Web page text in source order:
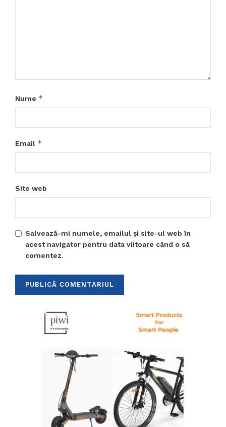
Nume *
Email *
Site web
Salvează-mi numele, emailul și site-ul web în
acest navigator pentru data viitoare când o să
comentez.